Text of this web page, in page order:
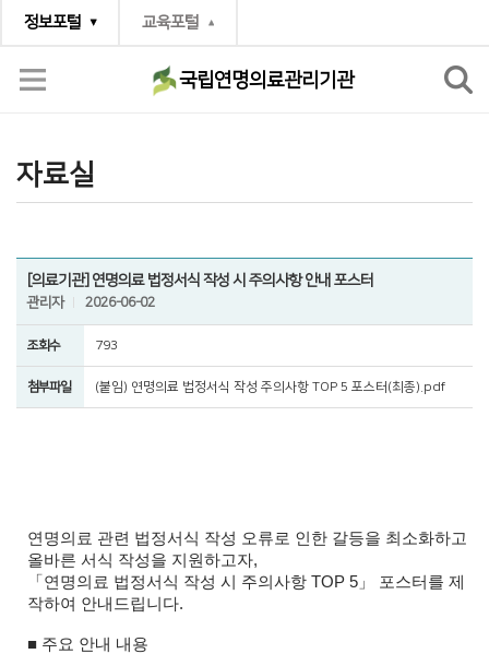
정보포털 교육포털
국립연명의료관리기관
자료실
자료실
[의료기관] 연명의료 법정서식 작성 시 주의사항 안내 포스터
관리자 2026-06-02
조회수 793
첨부파일 (붙임) 연명의료 법정서식 작성 주의사항 TOP 5 포스터(최종).pdf
연명의료 관련 법정서식 작성 오류로 인한 갈등을 최소화하고
올바른 서식 작성을 지원하고자,
「연명의료 법정서식 작성 시 주의사항 TOP 5」 포스터를 제
작하여 안내드립니다.
■ 주요 안내 내용